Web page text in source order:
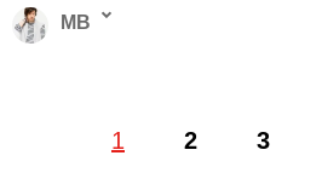
1 2 3
MB
MBの偏愛ブランド図鑑 』『
最速